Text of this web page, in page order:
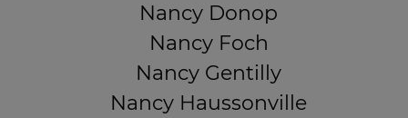
Nancy Donop
Nancy Foch
Nancy Gentilly
Nancy Haussonville